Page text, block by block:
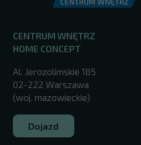
CENTRUM WNĘTRZ
HOME CONCEPT
Al. Jerozolimskie 185
02-222 Warszawa
(woj. mazowieckie)
Dojazd